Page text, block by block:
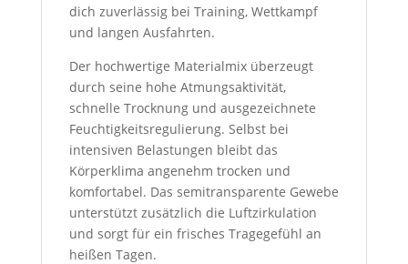
dich zuverlässig bei Training, Wettkampf
und langen Ausfahrten.
Der hochwertige Materialmix überzeugt
durch seine hohe Atmungsaktivität,
schnelle Trocknung und ausgezeichnete
Feuchtigkeitsregulierung. Selbst bei
intensiven Belastungen bleibt das
Körperklima angenehm trocken und
komfortabel. Das semitransparente Gewebe
unterstützt zusätzlich die Luftzirkulation
und sorgt für ein frisches Tragegefühl an
heißen Tagen.